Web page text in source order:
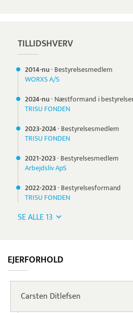
TILLIDSHVERV
2014-nu· Bestyrelsesmedlem
WORXS A/S
2024-nu· Næstformand i
TRISU FONDEN
2023-2024· Bestyrelsesmedlem
TRISU FONDEN
2021-2023· Bestyrelsesmedlem
Arbejdsliv ApS
2022-2023· Bestyrelsesformand
TRISU FONDEN
SE ALLE 13
EJERFORHOLD
Carsten Ditlefsen